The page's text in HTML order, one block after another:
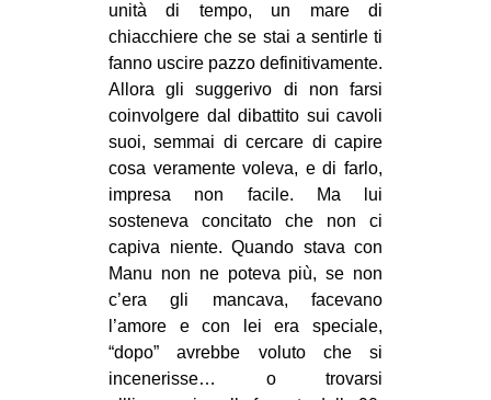
unità di tempo, un mare di
chiacchiere che se stai a sentirle ti
fanno uscire pazzo definitivamente.
Allora gli suggerivo di non farsi
coinvolgere dal dibattito sui cavoli
suoi, semmai di cercare di capire
cosa veramente voleva, e di farlo,
impresa non facile. Ma lui
sosteneva concitato che non ci
capiva niente. Quando stava con
Manu non ne poteva più, se non
c’era gli mancava, facevano
l’amore e con lei era speciale,
“dopo” avrebbe voluto che si
incenerisse… o trovarsi